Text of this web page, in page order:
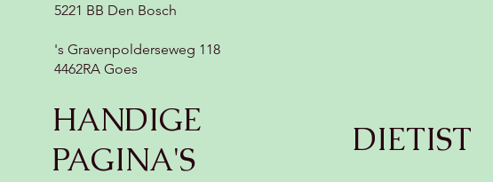
HANDIGE
PAGINA'S
5221 BB Den Bosch
's Gravenpolderseweg 118
4462RA Goes
DIETIST